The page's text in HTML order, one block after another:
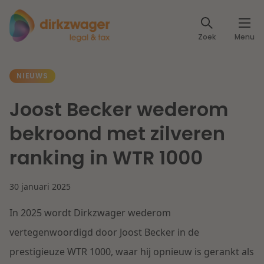
Zoek Menu
Expertises
Fiscaal
Arbeid & Pensioen
IE & Innovatie
Dichtbij een toekomstbestendige zorg
Lees meer
Artikelen
Klantcases
Events
Specialisten
Over ons
Over Dirkzwager
Werken bij
NIEUWS
Joost Becker wederom
bekroond met zilveren
ranking in WTR 1000
30 januari 2025
In 2025 wordt Dirkzwager wederom
vertegenwoordigd door Joost Becker in de
prestigieuze WTR 1000, waar hij opnieuw is gerankt als